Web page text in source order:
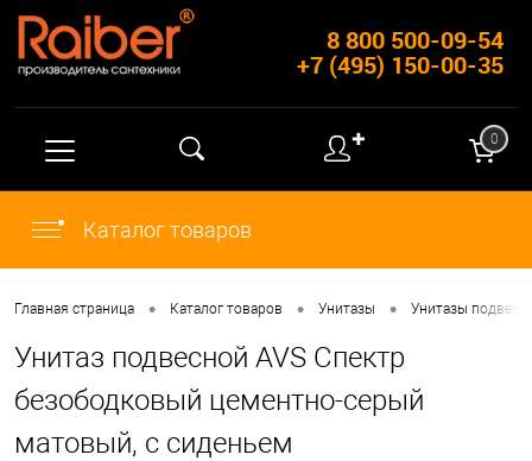
8 800 500-09-54
+7 (495) 150-00-35
✚ 0
Каталог товаров
Главная страница • Каталог товаров • Унитазы • Унитазы
Унитаз подвесной AVS Спектр
безободковый цементно-серый
матовый, с сиденьем